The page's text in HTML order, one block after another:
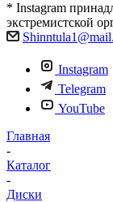
* Instagram
экстремистской
Instagram
Telegram
YouTube
Главная
-
Каталог
-
Диски